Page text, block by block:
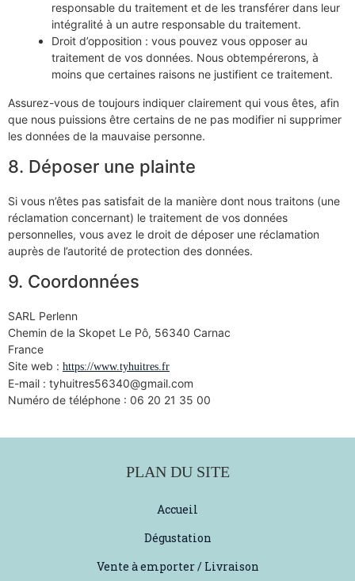
responsable du traitement et de les transférer dans leur
intégralité à un autre responsable du traitement.
Droit d’opposition : vous pouvez vous opposer au
traitement de vos données. Nous obtempérerons, à
moins que certaines raisons ne justifient ce traitement.
Assurez-vous de toujours indiquer clairement qui vous êtes, afin
que nous puissions être certains de ne pas modifier ni supprimer
les données de la mauvaise personne.
8. Déposer une plainte
Si vous n’êtes pas satisfait de la manière dont nous traitons (une
réclamation concernant) le traitement de vos données
personnelles, vous avez le droit de déposer une réclamation
auprès de l’autorité de protection des données.
9. Coordonnées
SARL Perlenn
Chemin de la Skopet Le Pô, 56340 Carnac
France
Site web : https://www.tyhuitres.fr
E-mail : tyhuitres56340@gmail.com
Numéro de téléphone : 06 20 21 35 00
PLAN DU SITE
Accueil
Dégustation
Vente à emporter / Livraison